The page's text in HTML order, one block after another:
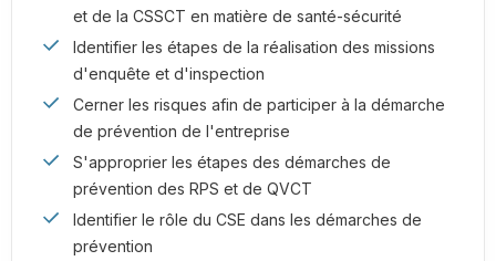
et de la CSSCT en matière de santé-sécurité
Identifier les étapes de la réalisation des missions
d'enquête et d'inspection
Cerner les risques afin de participer à la démarche
de prévention de l'entreprise
S'approprier les étapes des démarches de
prévention des RPS et de QVCT
Identifier le rôle du CSE dans les démarches de
prévention